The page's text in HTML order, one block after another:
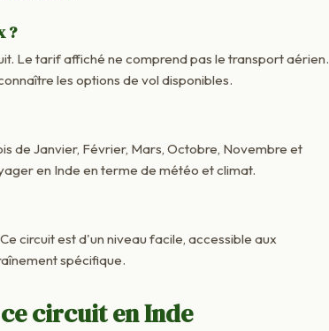
?
Le tarif affiché ne comprend pas le transport aérien.
les options de vol disponibles.
de Janvier, Février, Mars, Octobre, Novembre et
en Inde en terme de météo et climat.
circuit est d'un niveau facile, accessible aux
spécifique.
circuit en Inde